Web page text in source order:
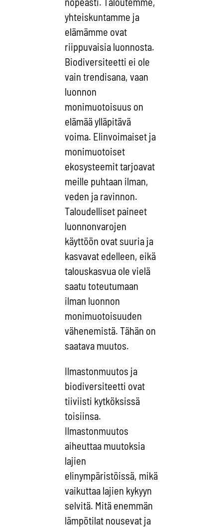
yhteiskuntamme ja
elämämme ovat
riippuvaisia luonnosta.
Biodiversiteetti ei ole
vain trendisana, vaan
luonnon
monimuotoisuus on
elämää ylläpitävä
voima. Elinvoimaiset ja
monimuotoiset
ekosysteemit tarjoavat
meille puhtaan ilman,
veden ja ravinnon.
Taloudelliset paineet
luonnonvarojen
käyttöön ovat suuria ja
kasvavat edelleen, eikä
talouskasvua ole vielä
saatu toteutumaan
ilman luonnon
monimuotoisuuden
vähenemistä. Tähän on
saatava muutos.
Ilmastonmuutos ja
biodiversiteetti ovat
tiiviisti kytköksissä
toisiinsa.
Ilmastonmuutos
aiheuttaa muutoksia
lajien
elinympäristöissä, mikä
vaikuttaa lajien kykyyn
selvitä. Mitä enemmän
lämpötilat nousevat ja